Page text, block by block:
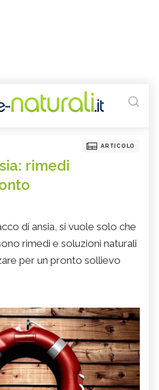
ARTICOLO
rimedi
di ansia, si vuole solo che
rimedi e soluzioni naturali
per un pronto sollievo